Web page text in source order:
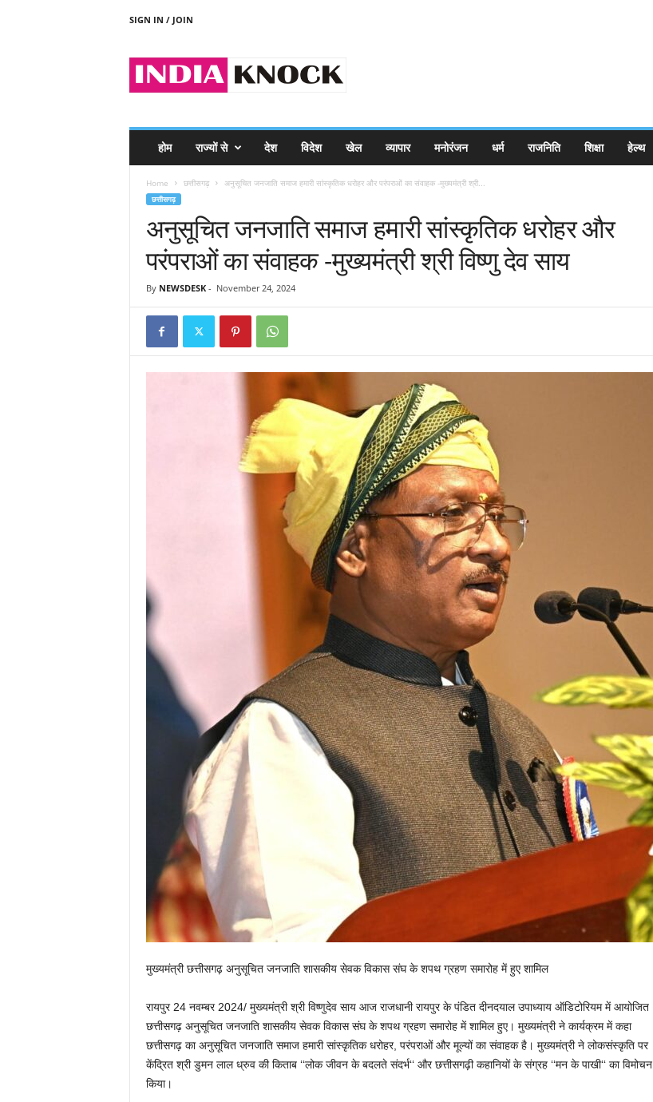
SIGN IN / JOIN
होम राज्यों से देश विदेश खेल व्यापार मनोरंजन धर्म राजनिति शिक्षा हेल्थ
Home छत्तीसगढ़ अनुसूचित जनजाति समाज हमारी सांस्कृतिक धरोहर और परंपराओं का संवाहक -मुख्यमंत्री श्री...
छत्तीसगढ़
अनुसूचित जनजाति समाज हमारी सांस्कृतिक धरोहर और
परंपराओं का संवाहक -मुख्यमंत्री श्री विष्णु देव साय
By NEWSDESK- November 24, 2024
मुख्यमंत्री छत्तीसगढ़ अनुसूचित जनजाति शासकीय सेवक विकास संघ के शपथ ग्रहण समारोह में हुए शामिल
रायपुर 24 नवम्बर 2024/ मुख्यमंत्री श्री विष्णुदेव साय आज राजधानी रायपुर के पंडित दीनदयाल उपाध्याय ऑडिटोरियम में आयोजित
छत्तीसगढ़ अनुसूचित जनजाति शासकीय सेवक विकास संघ के शपथ ग्रहण समारोह में शामिल हुए। मुख्यमंत्री ने कार्यक्रम में कहा
छत्तीसगढ़ का अनुसूचित जनजाति समाज हमारी सांस्कृतिक धरोहर, परंपराओं और मूल्यों का संवाहक है। मुख्यमंत्री ने लोकसंस्कृति पर
केंद्रित श्री डुमन लाल ध्रुव की किताब ‘‘लोक जीवन के बदलते संदर्भ‘‘ और छत्तीसगढ़ी कहानियों के संग्रह ‘‘मन के पाखी‘‘ का विमोचन
किया।